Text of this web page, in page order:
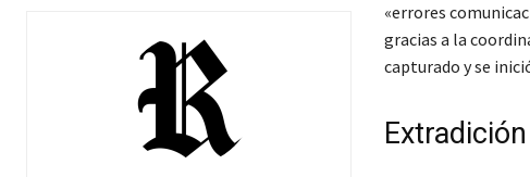
«errores
gracias a la
capturado y se